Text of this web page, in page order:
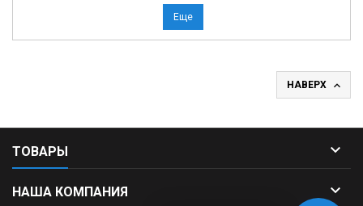
Еще
НАВЕРХ 
ТОВАРЫ 
НАША КОМПАНИЯ 